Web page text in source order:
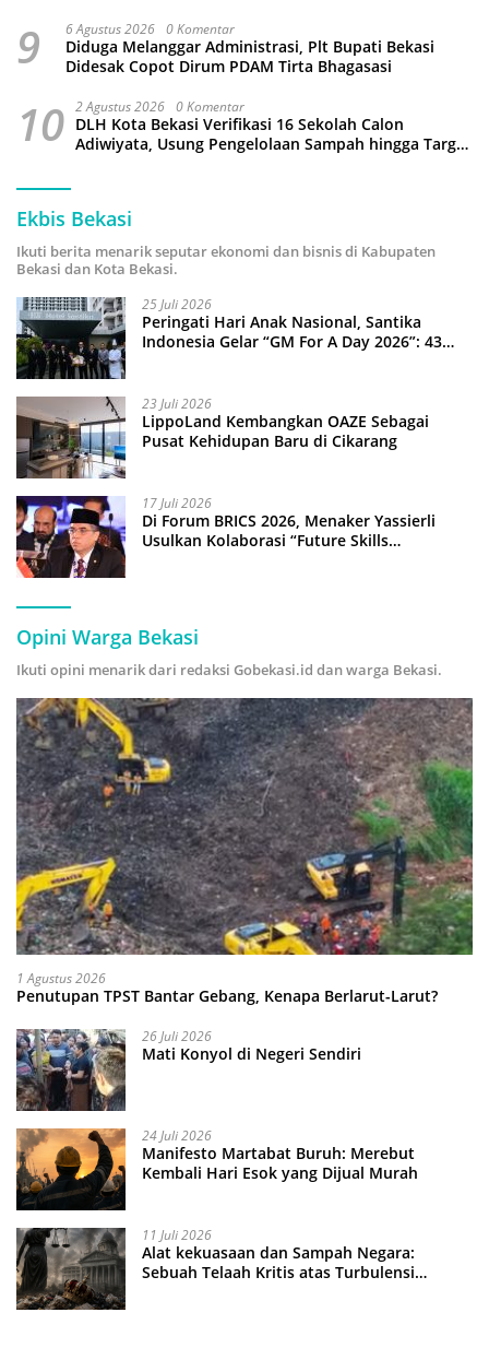
9 6 Agustus 2026 0 Komentar
Diduga Melanggar Administrasi, Plt Bupati Bekasi
Didesak Copot Dirum PDAM Tirta Bhagasasi
10 2 Agustus 2026 0 Komentar
DLH Kota Bekasi Verifikasi 16 Sekolah Calon
Adiwiyata, Usung Pengelolaan Sampah hingga Target
Ekbis Bekasi
Ikuti berita menarik seputar ekonomi dan bisnis di Kabupaten
Bekasi dan Kota Bekasi.
25 Juli 2026
Peringati Hari Anak Nasional, Santika
Indonesia Gelar “GM For A Day 2026”: 43
23 Juli 2026
LippoLand Kembangkan OAZE Sebagai
Pusat Kehidupan Baru di Cikarang
17 Juli 2026
Di Forum BRICS 2026, Menaker Yassierli
Usulkan Kolaborasi “Future Skills
Opini Warga Bekasi
Ikuti opini menarik dari redaksi Gobekasi.id dan warga Bekasi.
1 Agustus 2026
Penutupan TPST Bantar Gebang, Kenapa Berlarut-Larut?
26 Juli 2026
Mati Konyol di Negeri Sendiri
24 Juli 2026
Manifesto Martabat Buruh: Merebut
Kembali Hari Esok yang Dijual Murah
11 Juli 2026
Alat kekuasaan dan Sampah Negara:
Sebuah Telaah Kritis atas Turbulensi